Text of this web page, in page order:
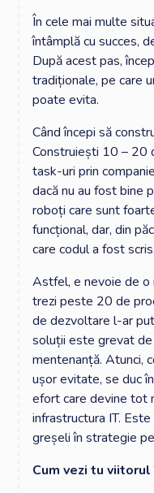
În cele mai multe
întâmplă cu succes,
După acest pas,
tradiționale, pe care
poate evita.
Când începi să
Construiești 10 – 20
task-uri prin
dacă nu au fost bine
roboți care sunt
funcțional, dar, din
care codul a fost scris.
Astfel, e nevoie de o
trezi peste 20 de
de dezvoltare l-ar
soluții este grevat
mentenanță. Atunci,
ușor evitate, se duc
efort care devine tot
infrastructura IT.
greșeli în strategie
Cum vezi tu viitorul